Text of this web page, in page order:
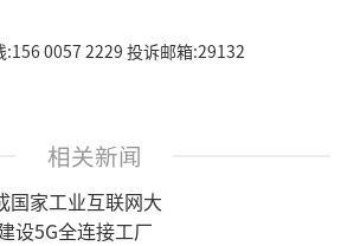
:156 0057 2229 投诉邮箱:29132
相关新闻
国家工业互联网大
设5G全连接工厂